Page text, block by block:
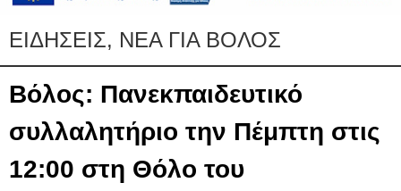
ΕΙΔΗΣΕΙΣ, ΝΕΑ ΓΙΑ ΒΟΛΟΣ
Βόλος: Πανεκπαιδευτικό
συλλαλητήριο την Πέμπτη στις
12:00 στη Θόλο του